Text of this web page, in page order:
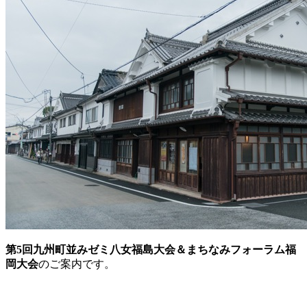
第5回九州町並みゼミ八女福島大会＆まちなみフォーラム福
岡大会のご案内です。